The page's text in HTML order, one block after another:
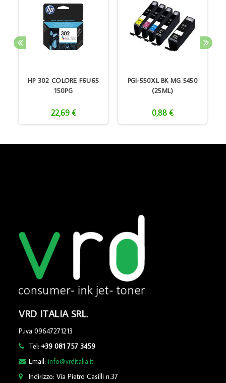
HP 302 COLORE F6U65
150PG
22,69 €
PGI-550XL BK MG 5450
(25ML)
0,88 €
VRD ITALIA SRL.
P.iva 09647271213
Tel:+39 081 757 3459
Email:info@vrditalia.it
Indirizzo: Via Pietro Casilli n.37